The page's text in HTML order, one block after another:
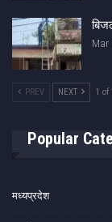
Mar
PREV NEXT 1 of
Popular
मध्यप्रदेश